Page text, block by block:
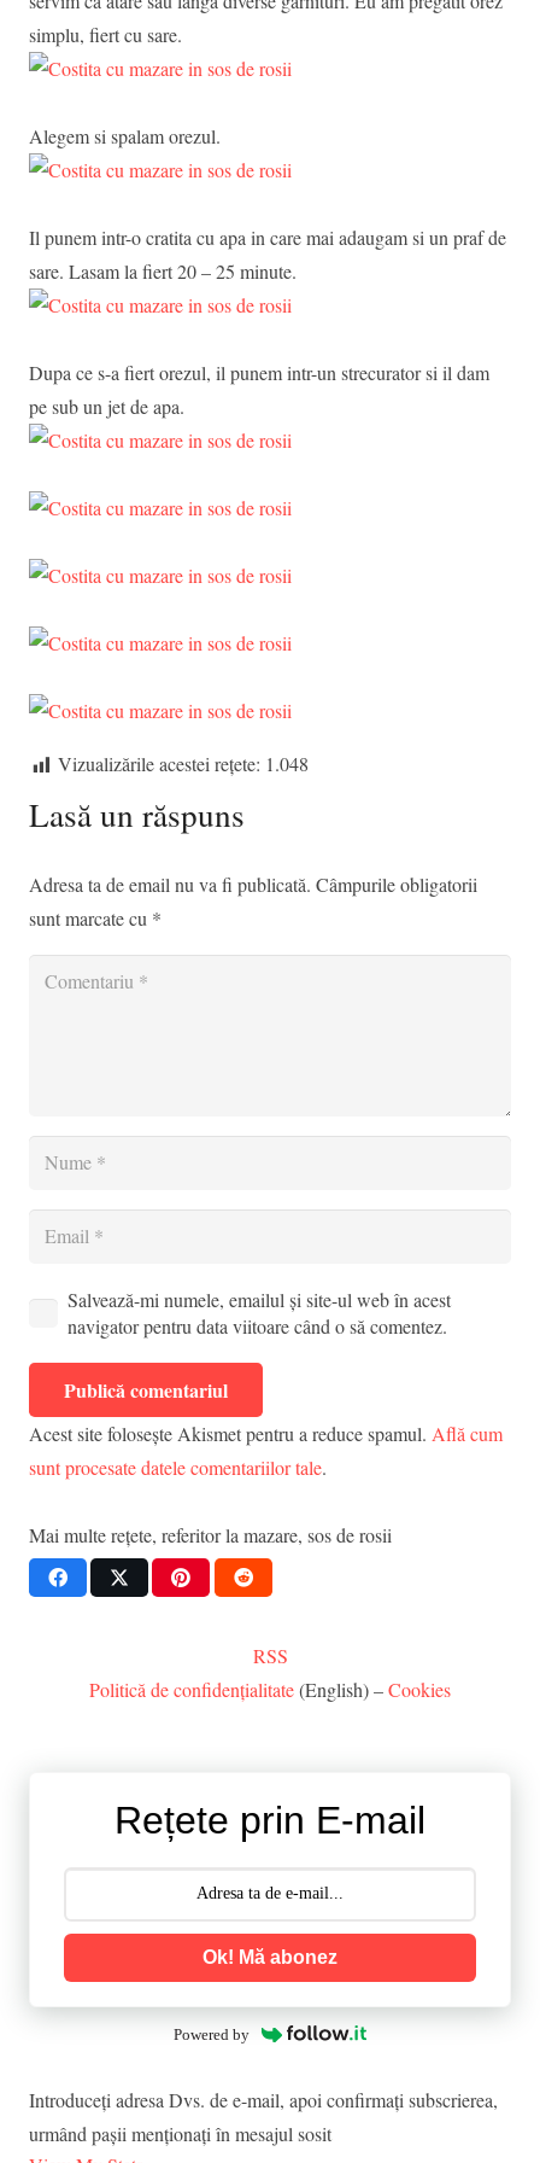
simplu, fiert cu sare.
Alegem si spalam orezul.
Il punem intr-o cratita cu apa in care mai adaugam si un praf de
sare. Lasam la fiert 20 – 25 minute.
Dupa ce s-a fiert orezul, il punem intr-un strecurator si il dam
pe sub un jet de apa.
Vizualizările acestei rețete: 1.048
Lasă un răspuns
Adresa ta de email nu va fi publicată. Câmpurile obligatorii
sunt marcate cu *
Salvează-mi numele, emailul și site-ul web în acest
navigator pentru data viitoare când o să comentez.
Publică comentariul
Acest site folosește Akismet pentru a reduce spamul. Află cum
sunt procesate datele comentariilor tale.
Mai multe rețete, referitor la mazare, sos de rosii
RSS
Politică de confidențialitate(English) –Cookies
Rețete prin E-mail
Ok! Mă abonez
Powered by
Introduceţi adresa Dvs. de e-mail, apoi confirmaţi subscrierea,
urmând paşii menţionaţi în mesajul sosit